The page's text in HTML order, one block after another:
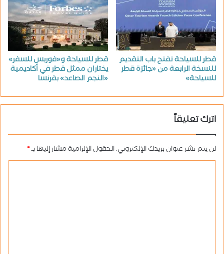
قطر للسياحة تفتح باب التقديم
للنسخة الرابعة من «جائزة قطر
للسياحة»
قطر للسياحة و«فوربس للسفر»
يختاران ممثل قطر في أكاديمية
«النجم الصاعد» بفرنسا
اترك تعليقاً
لن يتم نشر عنوان بريدك الإلكتروني.الحقول الإلزامية مشار إليها بـ*